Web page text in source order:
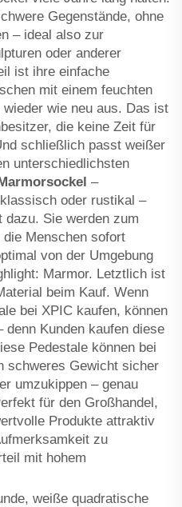
Gegenstände, ohne
– ideal also zur
oder anderer
ist ihre einfache
mit einem feuchten
wie neu aus. Das ist
die keine Zeit für
schließlich passt weißer
unterschiedlichsten
–
oder rustikal –
Sie werden zum
Menschen sofort
von der Umgebung
Marmor. Letztlich ist
beim Kauf. Wenn
bei XPIC kaufen, können
Kunden kaufen diese
Pedestale können bei
schweres Gewicht sicher
umzukippen – genau
für den Großhandel,
Produkte attraktiv
zu
mit hohem
weiße quadratische